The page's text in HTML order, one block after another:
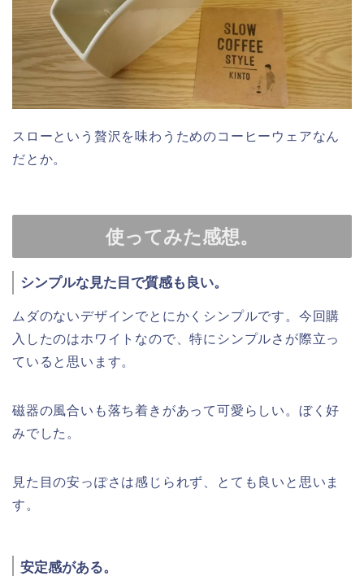
スローという贅沢を味わうためのコーヒーウェアなん
だとか。
使ってみた感想。
シンプルな見た目で質感も良い。
ムダのないデザインでとにかくシンプルです。今回購
入したのはホワイトなので、特にシンプルさが際立っ
ていると思います。
磁器の風合いも落ち着きがあって可愛らしい。ぼく好
みでした。
見た目の安っぽさは感じられず、とても良いと思いま
す。
安定感がある。